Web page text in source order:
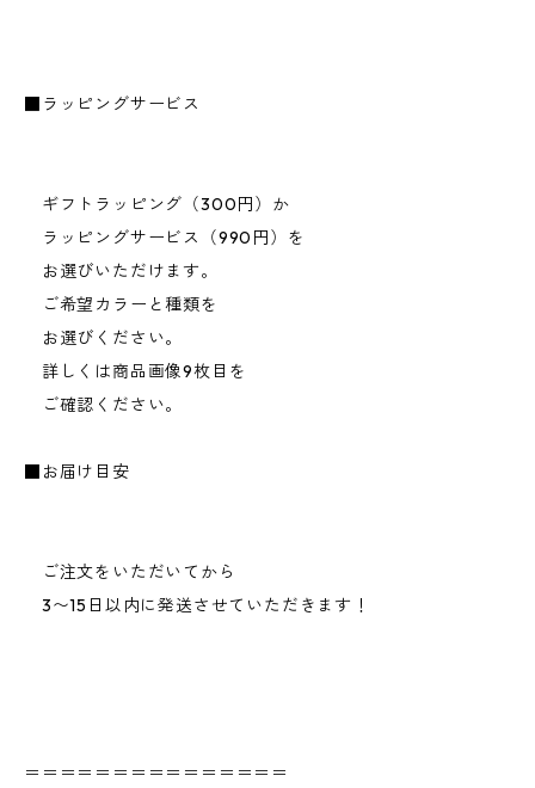
■ラッピングサービス
ギフトラッピング（300円）か
ラッピングサービス（990円）を
お選びいただけます。
ご希望カラーと種類を
お選びください。
詳しくは商品画像9枚目を
ご確認ください。
■お届け目安
ご注文をいただいてから
3〜15日以内に発送させていただきます！
＝＝＝＝＝＝＝＝＝＝＝＝＝＝＝